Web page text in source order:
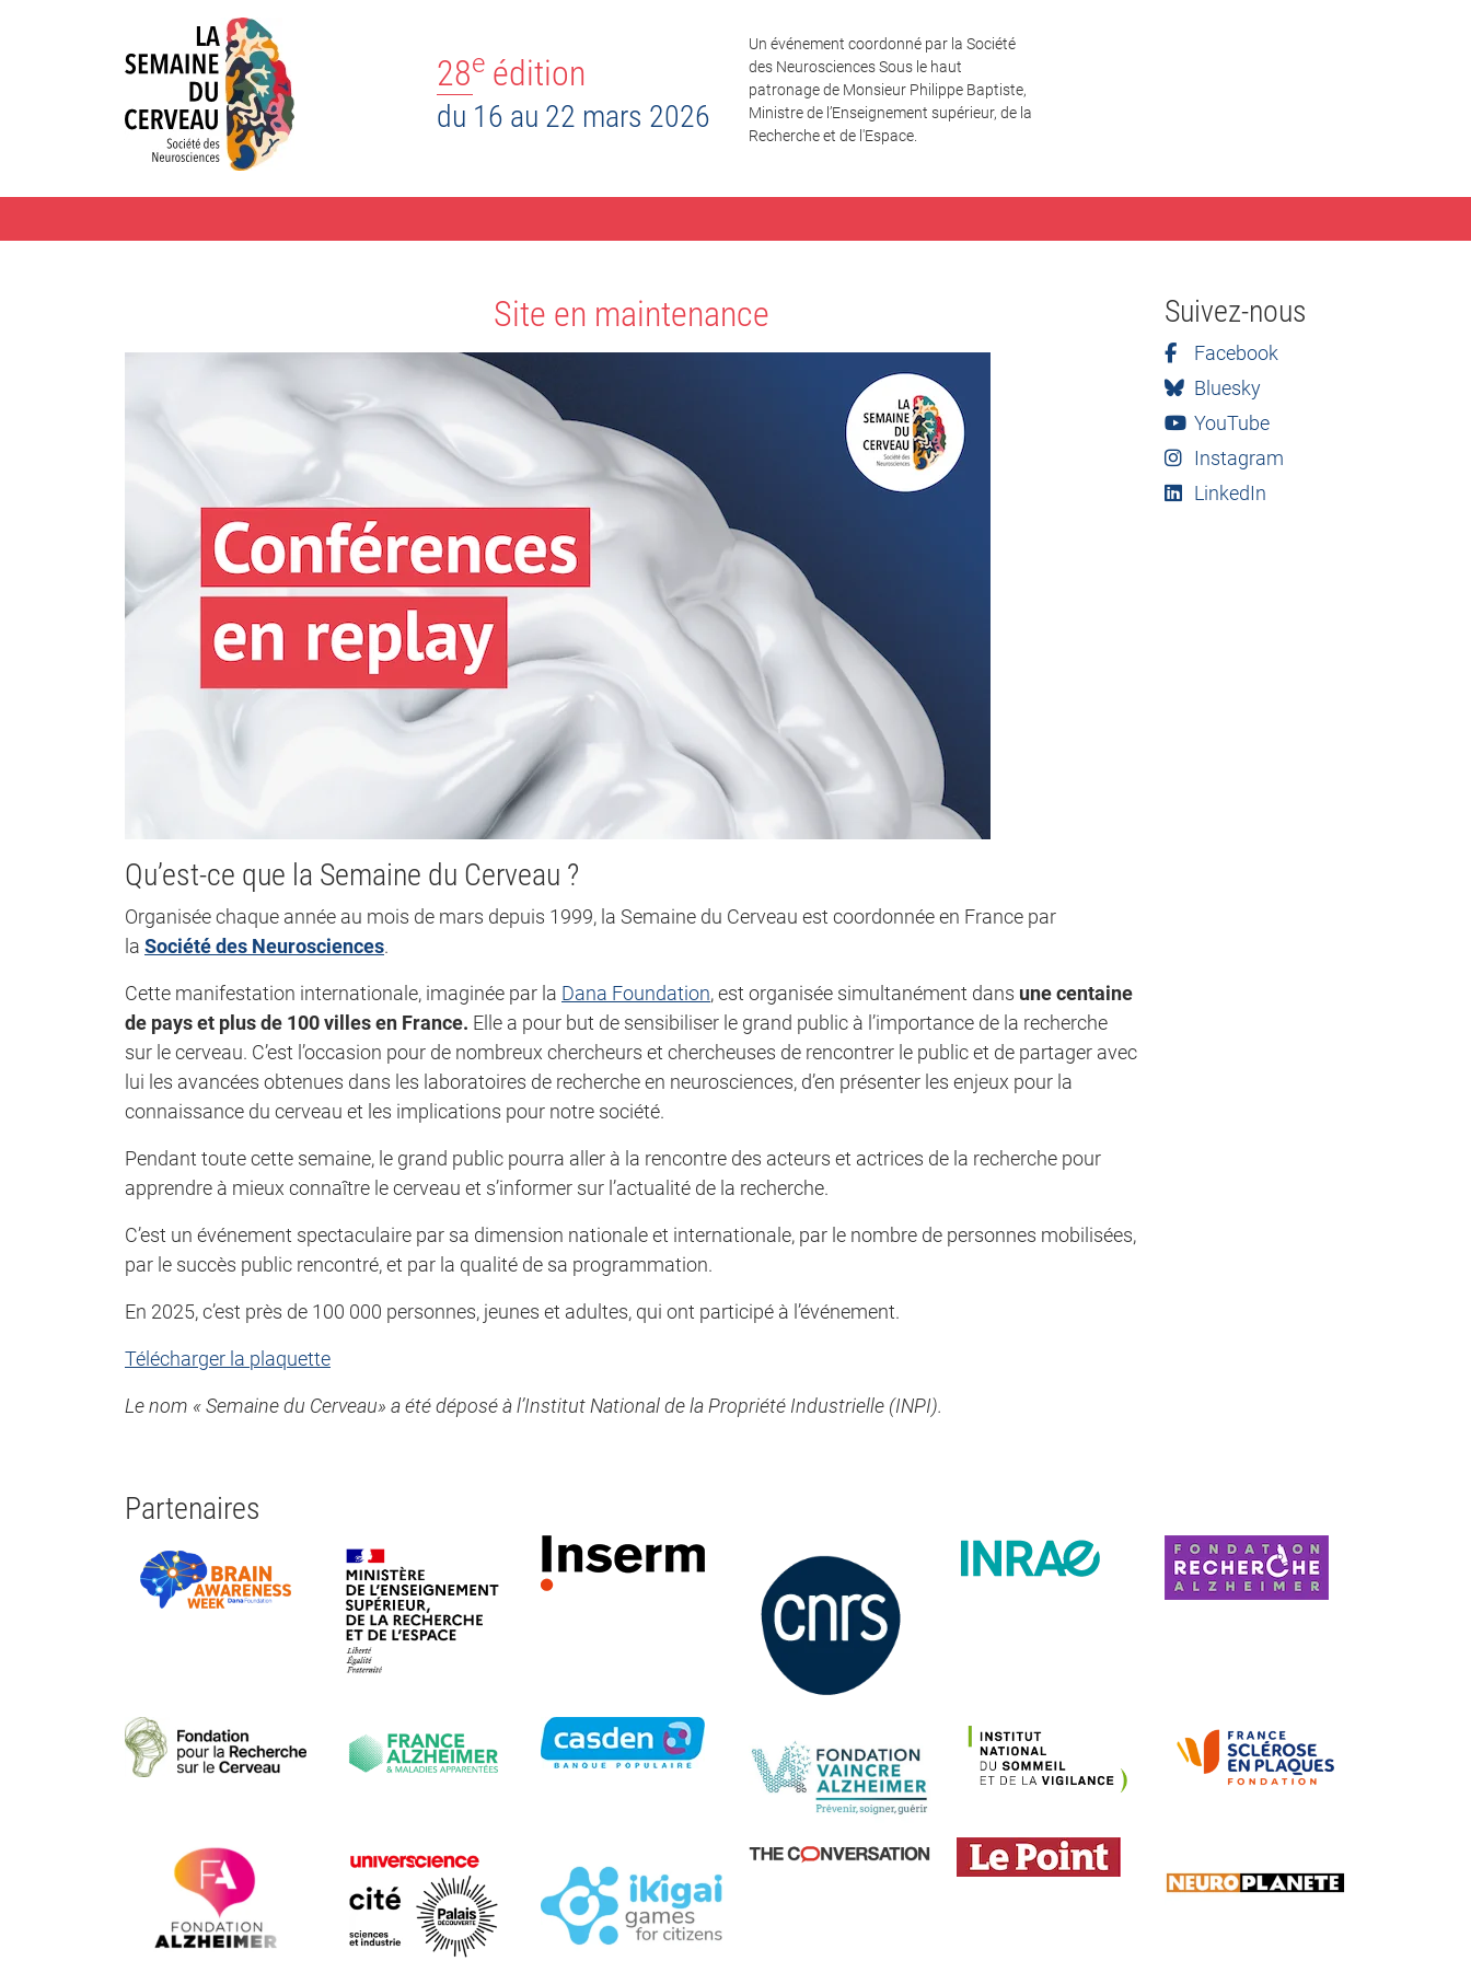
28e édition
du 16 au 22 mars 2026
Un événement coordonné par la Société
des Neurosciences Sous le haut
patronage de Monsieur Philippe Baptiste,
Ministre de l’Enseignement supérieur, de la
Recherche et de l'Espace.
Site en maintenance
Qu’est-ce que la Semaine du Cerveau ?
Organisée chaque année au mois de mars depuis 1999, la Semaine du Cerveau est coordonnée en France par
la Société des Neurosciences.
Cette manifestation internationale, imaginée par la Dana Foundation, est organisée simultanément dans une centaine
de pays et plus de 100 villes en France. Elle a pour but de sensibiliser le grand public à l’importance de la recherche
sur le cerveau. C’est l’occasion pour de nombreux chercheurs et chercheuses de rencontrer le public et de partager avec
lui les avancées obtenues dans les laboratoires de recherche en neurosciences, d’en présenter les enjeux pour la
connaissance du cerveau et les implications pour notre société.
Pendant toute cette semaine, le grand public pourra aller à la rencontre des acteurs et actrices de la recherche pour
apprendre à mieux connaître le cerveau et s’informer sur l’actualité de la recherche.
C’est un événement spectaculaire par sa dimension nationale et internationale, par le nombre de personnes mobilisées,
par le succès public rencontré, et par la qualité de sa programmation.
En 2025, c’est près de 100 000 personnes, jeunes et adultes, qui ont participé à l’événement.
Télécharger la plaquette
Le nom « Semaine du Cerveau» a été déposé à l’Institut National de la Propriété Industrielle (INPI).
Suivez-nous
Facebook
Bluesky
YouTube
Instagram
LinkedIn
Partenaires